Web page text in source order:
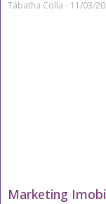
Tábatha Colla 11/03/
Marketing